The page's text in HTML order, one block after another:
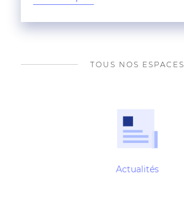
TOUS NOS ESPACES
Actualités